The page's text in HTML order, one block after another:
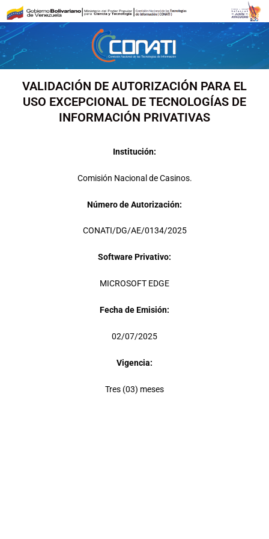
contenido
VALIDACIÓN DE AUTORIZACIÓN PARA EL
USO EXCEPCIONAL DE TECNOLOGÍAS DE
INFORMACIÓN PRIVATIVAS
Institución:
Comisión Nacional de Casinos.
Número de Autorización:
CONATI/DG/AE/0134/2025
Software Privativo:
MICROSOFT EDGE
Fecha de Emisión:
02/07/2025
Vigencia:
Tres (03) meses